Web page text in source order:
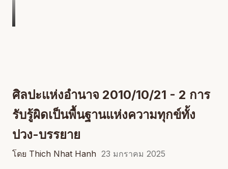
ศิลปะแห่งอำนาจ 2010/10/21 - 2 การ
รับรู้ผิดเป็นพื้นฐานแห่งความทุกข์ทั้ง
ปวง-บรรยาย
โดย Thich Nhat Hanh 23 มกราคม 2025